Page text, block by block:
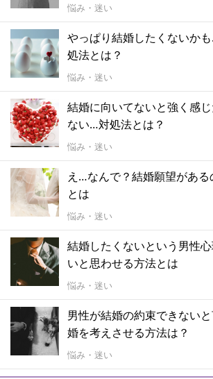
悩み・迷い
やっぱり結婚したくないか
処法とは？
悩み・迷い
結婚に向いてないと強く感
ない…対処法とは？
悩み・迷い
え…なんで？結婚願望があ
とは
悩み・迷い
結婚したくないという男性
いと思わせる方法とは
悩み・迷い
男性が結婚の約束できない
婚を考えさせる方法は？
悩み・迷い